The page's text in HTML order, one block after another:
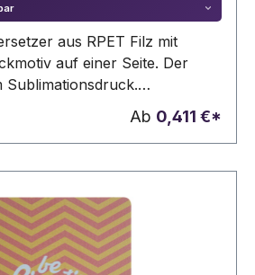
aus RPET Filz mit
auf einer Seite. Der
Sublimationsdruck.
Ab 0,411 €*